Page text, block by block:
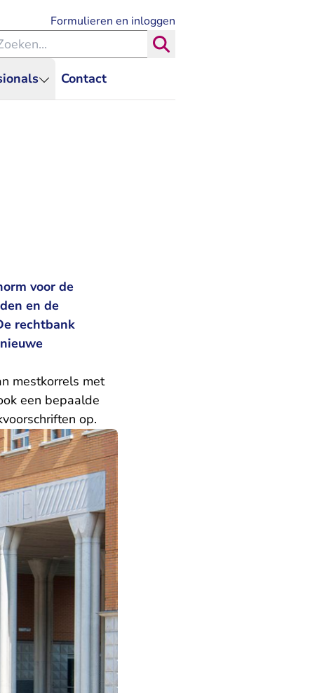
Contact
Formulieren en inloggen
binnen de Rechtspraak
voor de
en de
rechtbank
mestkorrels met
een bepaalde
op.